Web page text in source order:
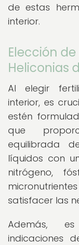
de estas
interior.
Elección
Heliconias
Al elegir
interior, es
estén
que
equilibrada
líquidos con
nitrógeno,
satisfacer las
Además,
indicaciones